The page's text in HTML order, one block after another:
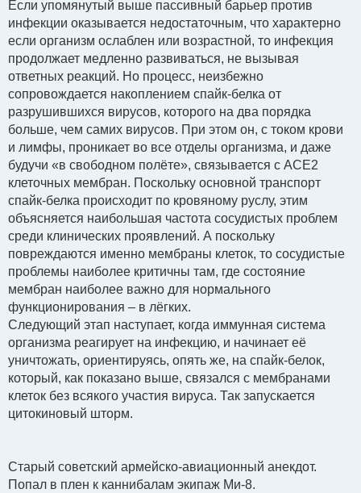
Если упомянутый выше пассивный барьер против
инфекции оказывается недостаточным, что характерно
если организм ослаблен или возрастной, то инфекция
продолжает медленно развиваться, не вызывая
ответных реакций. Но процесс, неизбежно
сопровождается накоплением спайк-белка от
разрушившихся вирусов, которого на два порядка
больше, чем самих вирусов. При этом он, с током крови
и лимфы, проникает во все отделы организма, и даже
будучи «в свободном полёте», связывается с АСЕ2
клеточных мембран. Поскольку основной транспорт
спайк-белка происходит по кровяному руслу, этим
объясняется наибольшая частота сосудистых проблем
среди клинических проявлений. А поскольку
повреждаются именно мембраны клеток, то сосудистые
проблемы наиболее критичны там, где состояние
мембран наиболее важно для нормального
функционирования – в лёгких.
Следующий этап наступает, когда иммунная система
организма реагирует на инфекцию, и начинает её
уничтожать, ориентируясь, опять же, на спайк-белок,
который, как показано выше, связался с мембранами
клеток без всякого участия вируса. Так запускается
цитокиновый шторм.
Старый советский армейско-авиационный анекдот.
Попал в плен к каннибалам экипаж Ми-8.